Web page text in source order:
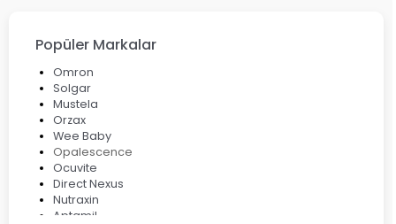
Popüler Markalar
Omron
Solgar
Mustela
Orzax
Wee Baby
Opalescence
Ocuvite
Direct Nexus
Nutraxin
Aptamil